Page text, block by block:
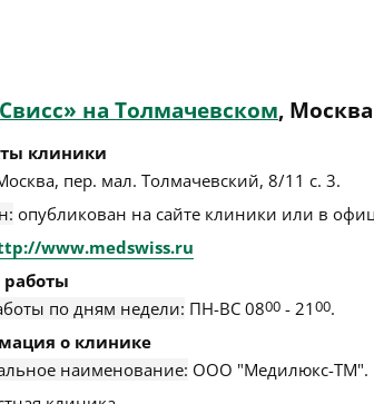
на Толмачевском, Москва
клиники
, пер. мал. Толмачевский, 8/11 с. 3.
опубликован на сайте клиники или в
www.medswiss.ru
по дням недели: ПН-ВС 0800 - 2100.
о клинике
наименование: ООО "Медилюкс-ТМ".